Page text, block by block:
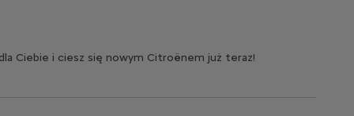
Ciebie i ciesz się nowym Citroënem już teraz!